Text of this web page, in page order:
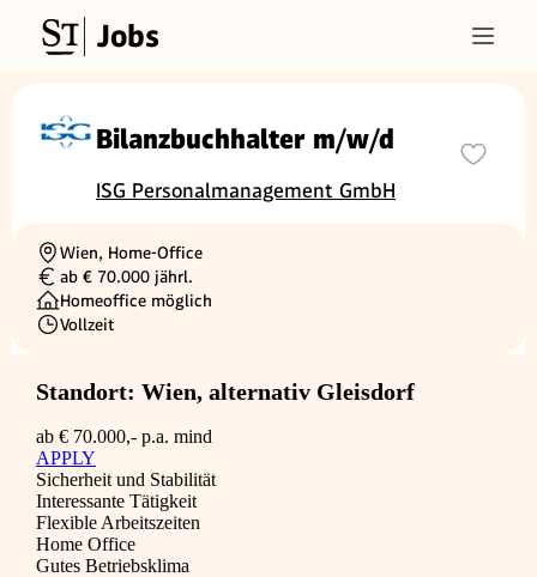
Jobs
Bilanzbuchhalter m/w/d
ISG Personalmanagement GmbH
Ortschaft
Wien, Home-Office
Gehalt
ab € 70.000 jährl.
Homeoffice möglich
Beschäftigungsart
Vollzeit
Standort: Wien, alternativ Gleisdorf
ab € 70.000,- p.a. mind
APPLY
Sicherheit und Stabilität
Interessante Tätigkeit
Flexible Arbeitszeiten
Home Office
Gutes Betriebsklima